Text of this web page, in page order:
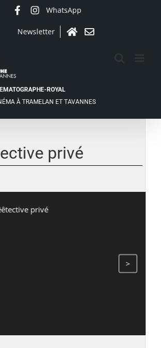
WhatsApp
Newsletter
AccueilContact
ROYAL
À TRAMELAN ET TAVANNES
privé
>